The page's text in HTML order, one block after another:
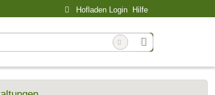
Hofladen Login Hilfe